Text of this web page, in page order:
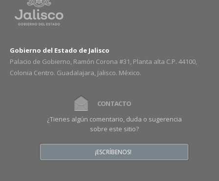
Gobierno del Estado de Jalisco
Palacio de Gobierno, Ramón Corona #31, Planta alta C.P. 44100,
Colonia Centro. Guadalajara, Jalisco. México.
CONTACTO
¿Tienes algún comentario, duda o sugerencia
sobre este sitio?
¡ESCRÍBENOS!